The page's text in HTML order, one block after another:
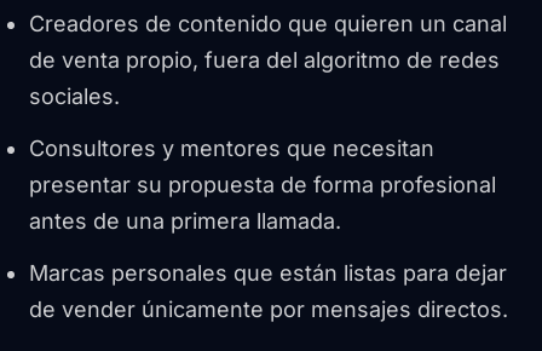
Creadores de contenido que quieren un canal
de venta propio, fuera del algoritmo de redes
sociales.
Consultores y mentores que necesitan
presentar su propuesta de forma profesional
antes de una primera llamada.
Marcas personales que están listas para dejar
de vender únicamente por mensajes directos.